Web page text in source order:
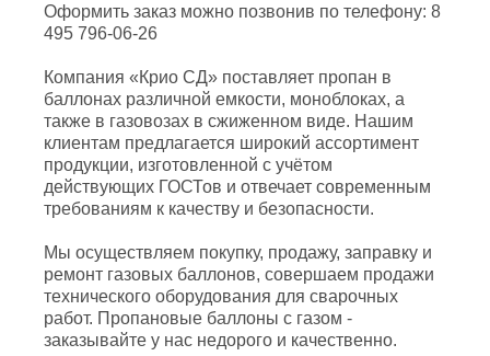
Оформить заказ можно позвонив по телефону: 8
495 796-06-26
Компания «Крио СД» поставляет пропан в
баллонах различной емкости, моноблоках, а
также в газовозах в сжиженном виде. Нашим
клиентам предлагается широкий ассортимент
продукции, изготовленной с учётом
действующих ГОСТов и отвечает современным
требованиям к качеству и безопасности.
Мы осуществляем покупку, продажу, заправку и
ремонт газовых баллонов, совершаем продажи
технического оборудования для сварочных
работ. Пропановые баллоны с газом -
заказывайте у нас недорого и качественно.